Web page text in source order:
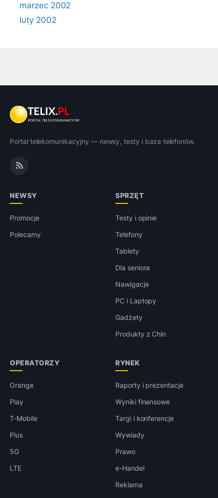
marzec 2002
luty 2002
Portal telekomunikacyjny — newsy, testy i baza telefonów.
NEWSY
Promocje
Polecamy
SPRZĘT
Testy i opinie
Telefony
Tablety
Dla seniora
Nawigacje
PC i Laptopy
Gadżety
Produkty z Chin
OPERATORZY
Orange
Play
T-Mobile
Plus
5G
LTE
RYNEK
Raporty i prezentacje
Wyniki finansowe
Targi i konferencje
Wywiady
Prawo
e-Handel
Reklama